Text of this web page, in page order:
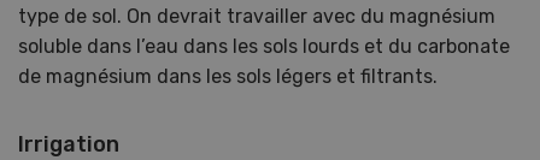
type de sol. On devrait travailler avec du magnésium
soluble dans l’eau dans les sols lourds et du carbonate
de magnésium dans les sols légers et filtrants.
Irrigation